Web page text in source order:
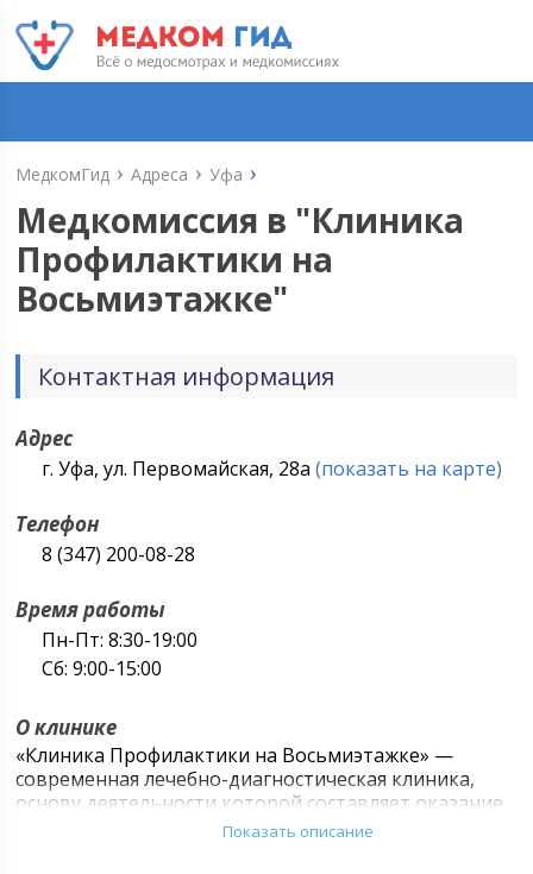
МедкомГид Адреса Уфа
Медкомиссия в "Клиника
Профилактики на
Восьмиэтажке"
Контактная информация
Адрес
г. Уфа, ул. Первомайская, 28а(показать на карте)
Телефон
8 (347) 200-08-28
Время работы
Пн-Пт: 8:30-19:00
Сб: 9:00-15:00
О клинике
«Клиника Профилактики на Восьмиэтажке» —
современная лечебно-диагностическая клиника,
основу деятельности которой составляет оказание
медицинской помощи с использованием новейших
Показать описание